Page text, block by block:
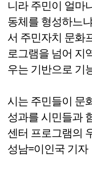
니라 주민이 얼마
동체를 형성하느
서 주민자치 문화
로그램을 넘어 지
우는 기반으로 기
시는 주민들이 문
성과를 시민들과
센터 프로그램의
성남=이인국 기자